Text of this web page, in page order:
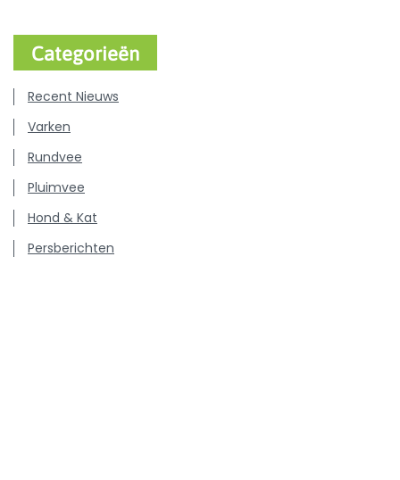
Categorieën
Recent Nieuws
Varken
Rundvee
Pluimvee
Hond & Kat
Persberichten